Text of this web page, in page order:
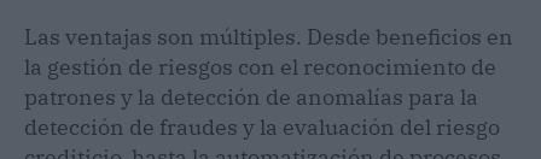
Las ventajas son múltiples. Desde beneficios en
la gestión de riesgos con el reconocimiento de
patrones y la detección de anomalías para la
detección de fraudes y la evaluación del riesgo